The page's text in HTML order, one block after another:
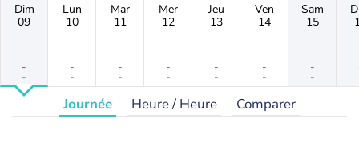
Dim
09
-
-
Lun
10
-
-
Mar
11
-
-
Mer
12
-
-
Jeu
13
-
-
Ven
14
-
-
Sam
15
-
-
Journée Heure / Heure Comparer